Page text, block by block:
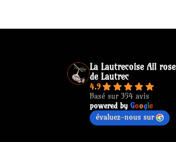
La Lautrecoise Ail rose
de Lautrec
4.9
Basé sur 354 avis
powered byGoogle
évaluez-nous sur